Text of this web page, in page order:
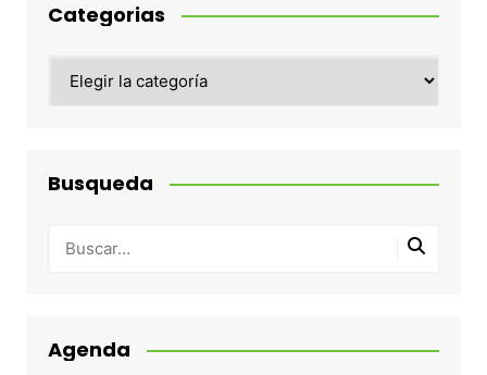
Categorias
Busqueda
Agenda